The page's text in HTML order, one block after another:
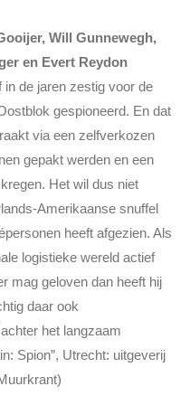
Will Gunnewegh,
en Evert Reydon
de jaren zestig voor de
gespioneerd. En dat
via een zelfverkozen
gepakt werden en een
Het wil dus niet
Amerikaanse snuffel
heeft afgezien. Als
logistieke wereld actief
mag geloven dan heeft hij
daar ook
het langzaam
Spion”, Utrecht: uitgeverij